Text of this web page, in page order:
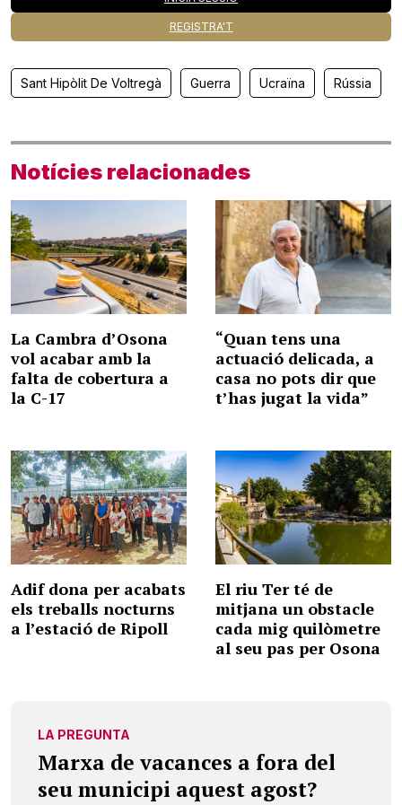
REGISTRA'T
Sant Hipòlit De Voltregà Guerra Ucraïna Rússia
Notícies relacionades
La Cambra d’Osona
vol acabar amb la
falta de cobertura a
la C-17
“Quan tens una
actuació delicada, a
casa no pots dir que
t’has jugat la vida”
Adif dona per acabats
els treballs nocturns
a l’estació de Ripoll
El riu Ter té de
mitjana un obstacle
cada mig quilòmetre
al seu pas per Osona
LA PREGUNTA
Marxa de vacances a fora del
seu municipi aquest agost?